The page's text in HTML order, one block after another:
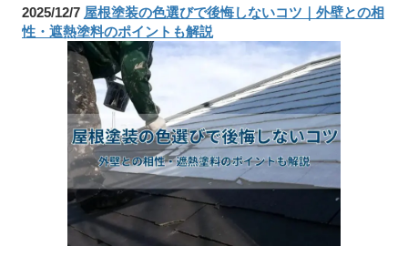
2025/12/7 屋根塗装の色選びで後悔しないコツ｜外壁との相
性・遮熱塗料のポイントも解説